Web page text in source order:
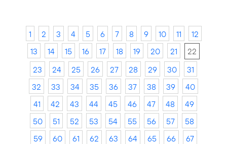
1 2 3 4 5 6 7 8 9 10 11
12
13
14 15 16 17 18 19 20 21
22
23
24 25 26 27 28 29 30
31
32
33 34 35 36 37 38 39
40
41
42 43 44 45 46 47 48
49
50
51 52 53 54 55 56 57
58
59
60 61 62 63 64 65 66
67